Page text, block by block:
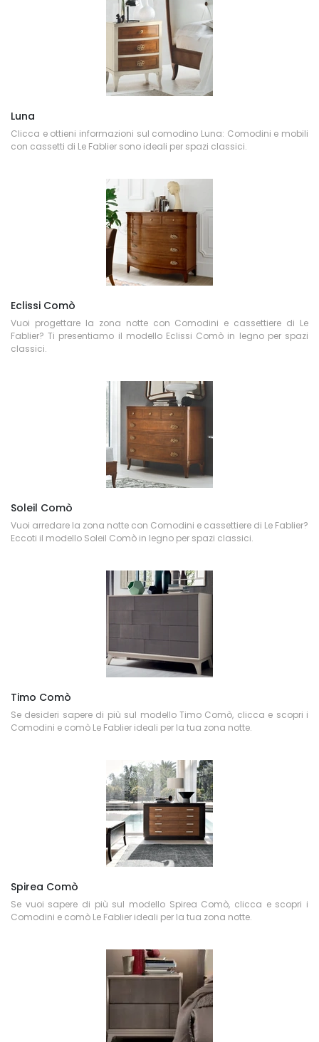
Luna
Clicca e ottieni informazioni sul comodino Luna: Comodini e mobili
con cassetti di Le Fablier sono ideali per spazi classici.
Eclissi Comò
Vuoi progettare la zona notte con Comodini e cassettiere di Le
Fablier? Ti presentiamo il modello Eclissi Comò in legno per spazi
classici.
Soleil Comò
Vuoi arredare la zona notte con Comodini e cassettiere di Le Fablier?
Eccoti il modello Soleil Comò in legno per spazi classici.
Timo Comò
Se desideri sapere di più sul modello Timo Comò, clicca e scopri i
Comodini e comò Le Fablier ideali per la tua zona notte.
Spirea Comò
Se vuoi sapere di più sul modello Spirea Comò, clicca e scopri i
Comodini e comò Le Fablier ideali per la tua zona notte.